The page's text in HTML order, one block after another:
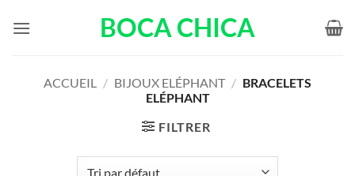
BOCA CHICA
ACCUEIL / BIJOUX ELÉPHANT / BRACELETS
ELÉPHANT
FILTRER